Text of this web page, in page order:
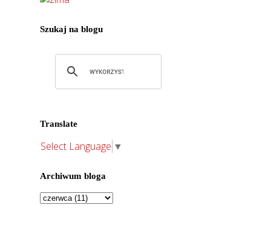
Szukaj na blogu
Translate
Select Language ▼
Archiwum bloga